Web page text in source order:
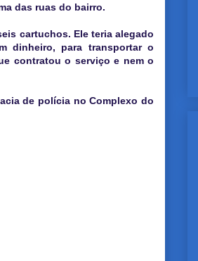
das ruas do bairro.
cartuchos. Ele teria alegado
dinheiro, para transportar o
contratou o serviço e nem o
de polícia no Complexo do